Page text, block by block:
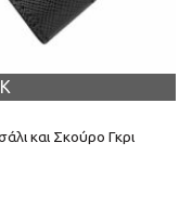
και Σκούρο Γκρι